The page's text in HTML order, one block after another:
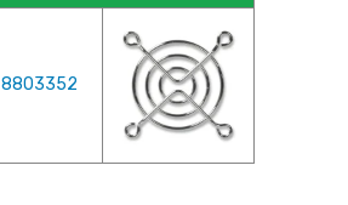
8803352